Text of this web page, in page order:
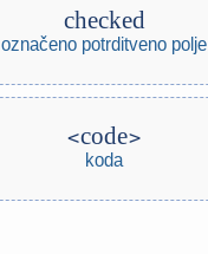
checked
označeno potrditveno polje
code
koda